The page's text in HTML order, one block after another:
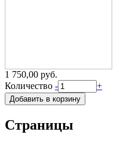
1 750,00 руб.
Количество - +
Страницы